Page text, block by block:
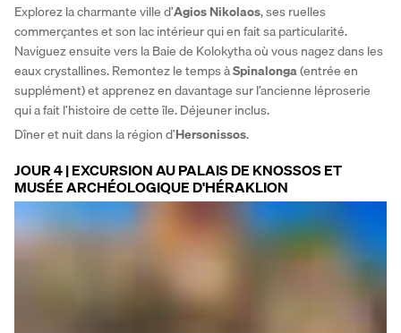
Explorez la charmante ville d’Agios Nikolaos, ses ruelles
commerçantes et son lac intérieur qui en fait sa particularité.
Naviguez ensuite vers la Baie de Kolokytha où vous nagez dans les
eaux crystallines. Remontez le temps à Spinalonga (entrée en
supplément) et apprenez en davantage sur l’ancienne léproserie
qui a fait l’histoire de cette île. Déjeuner inclus.
Dîner et nuit dans la région d’Hersonissos.
JOUR 4 | EXCURSION AU PALAIS DE KNOSSOS ET
MUSÉE ARCHÉOLOGIQUE D'HÉRAKLION